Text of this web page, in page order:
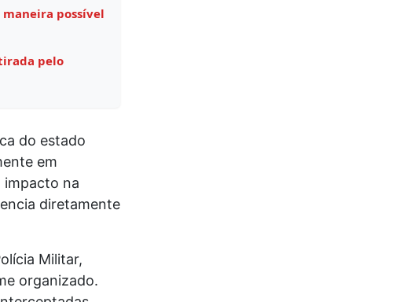
possível
pelo
do estado
em
impacto na
diretamente
Militar,
organizado.